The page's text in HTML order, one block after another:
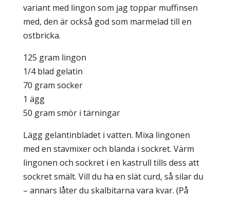
variant med lingon som jag toppar muffinsen
med, den är också god som marmelad till en
ostbricka.
125 gram lingon
1/4 blad gelatin
70 gram socker
1 ägg
50 gram smör i tärningar
Lägg gelantinbladet i vatten. Mixa lingonen
med en stavmixer och blanda i sockret. Värm
lingonen och sockret i en kastrull tills dess att
sockret smält. Vill du ha en slät curd, så silar du
– annars låter du skalbitarna vara kvar. (På